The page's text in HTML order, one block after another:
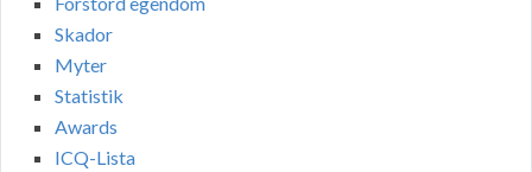
Skador
Myter
Statistik
Awards
ICQ-Lista